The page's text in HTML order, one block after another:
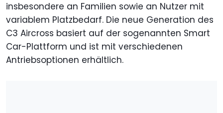
insbesondere an Familien sowie an Nutzer mit
variablem Platzbedarf. Die neue Generation des
C3 Aircross basiert auf der sogenannten Smart
Car-Plattform und ist mit verschiedenen
Antriebsoptionen erhältlich.